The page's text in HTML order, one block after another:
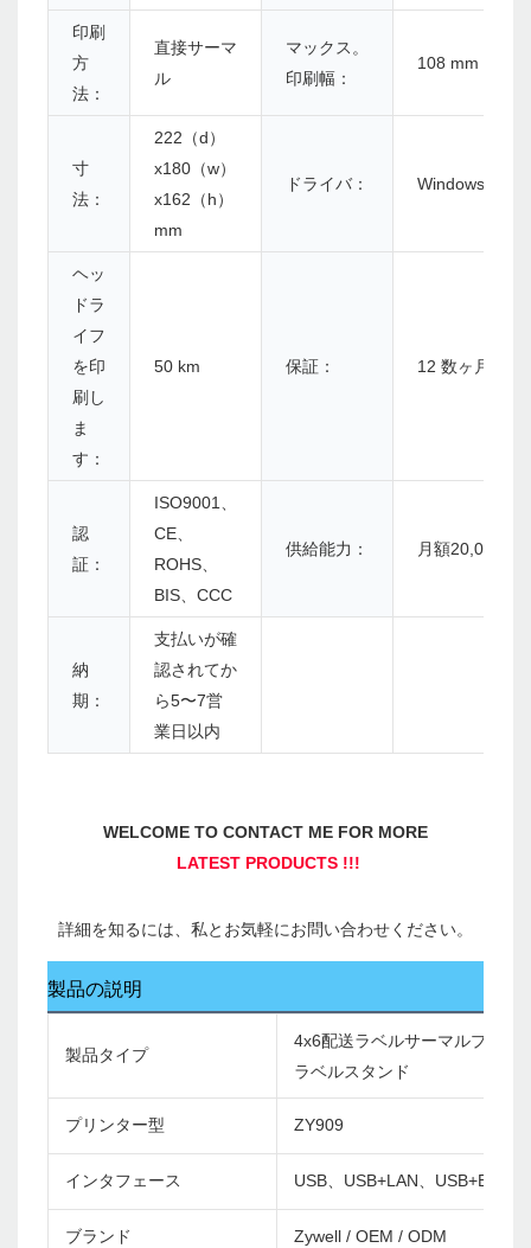
印刷
方
法：
直接サーマ
ル
マックス。
印刷幅：
108 mm（
寸
法：
222（d）
x180（w）
x162（h）
mm
ドライバ： Windows/
ヘッ
ドラ
イフ
を印
刷し
ま
す：
50 km 保証： 12 数ヶ月
認
証：
ISO9001、
CE、
ROHS、
BIS、CCC
供給能力： 月額20,000個
納
期：
支払いが確
認されてか
ら5〜7営
業日以内
製品の説明
製品タイプ
4x6配送ラベルサーマルプリン
ラベルスタンド
プリンター型 ZY909
インタフェース USB、USB+LAN、
ブランド Zywell / OEM / ODM